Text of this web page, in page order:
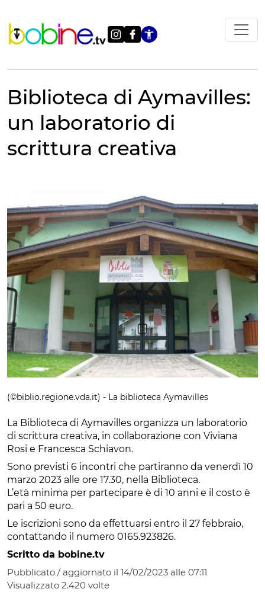
contenuto
Apri le
Biblioteca di Aymavilles:
un laboratorio di
scrittura creativa
(©biblio.regione.vda.it) - La biblioteca Aymavilles
La Biblioteca di Aymavilles organizza un laboratorio
di scrittura creativa, in collaborazione con Viviana
Rosi e Francesca Schiavon.
Sono previsti 6 incontri che partiranno da venerdì 10
marzo 2023 alle ore 17.30, nella Biblioteca.
L’età minima per partecipare è di 10 anni e il costo è
pari a 50 euro.
Le iscrizioni sono da effettuarsi entro il 27 febbraio,
contattando il numero 0165.923826.
Scritto da bobine.tv
Pubblicato / aggiornato il 14/02/2023 alle 07:11
Visualizzato 2.420 volte